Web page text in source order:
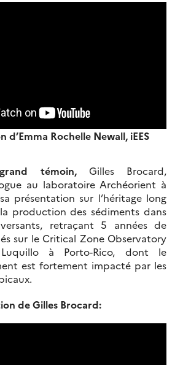
Rochelle Newall, iEES
témoin, Gilles Brocard,
au laboratoire Archéorient à
présentation sur l’héritage long
production des sédiments dans
retraçant 5 années de
sur le Critical Zone Observatory
à Porto-Rico, dont le
est fortement impacté par les
de Gilles Brocard: